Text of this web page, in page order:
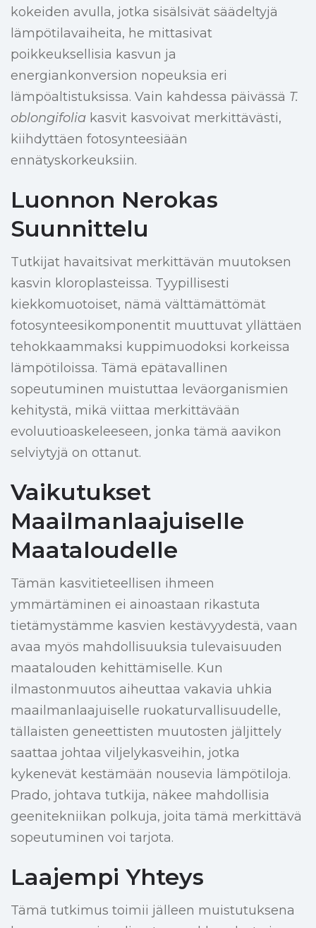
kokeiden avulla, jotka sisälsivät säädeltyjä
lämpötilavaiheita, he mittasivat
poikkeuksellisia kasvun ja
energiankonversion nopeuksia eri
lämpöaltistuksissa. Vain kahdessa päivässä T.
oblongifolia kasvit kasvoivat merkittävästi,
kiihdyttäen fotosynteesiään
ennätyskorkeuksiin.
Luonnon Nerokas
Suunnittelu
Tutkijat havaitsivat merkittävän muutoksen
kasvin kloroplasteissa. Tyypillisesti
kiekkomuotoiset, nämä välttämättömät
fotosynteesikomponentit muuttuvat yllättäen
tehokkaammaksi kuppimuodoksi korkeissa
lämpötiloissa. Tämä epätavallinen
sopeutuminen muistuttaa leväorganismien
kehitystä, mikä viittaa merkittävään
evoluutioaskeleeseen, jonka tämä aavikon
selviytyjä on ottanut.
Vaikutukset
Maailmanlaajuiselle
Maataloudelle
Tämän kasvitieteellisen ihmeen
ymmärtäminen ei ainoastaan rikastuta
tietämystämme kasvien kestävyydestä, vaan
avaa myös mahdollisuuksia tulevaisuuden
maatalouden kehittämiselle. Kun
ilmastonmuutos aiheuttaa vakavia uhkia
maailmanlaajuiselle ruokaturvallisuudelle,
tällaisten geneettisten muutosten jäljittely
saattaa johtaa viljelykasveihin, jotka
kykenevät kestämään nousevia lämpötiloja.
Prado, johtava tutkija, näkee mahdollisia
geenitekniikan polkuja, joita tämä merkittävä
sopeutuminen voi tarjota.
Laajempi Yhteys
Tämä tutkimus toimii jälleen muistutuksena